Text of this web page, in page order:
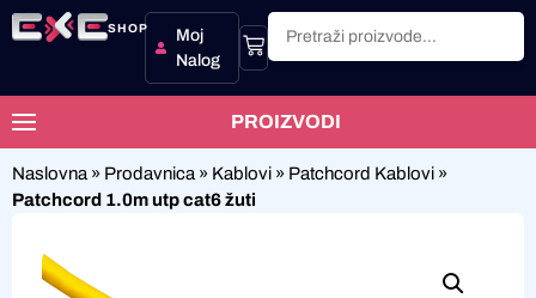
SHOP
Moj
Nalog
PROIZVODI
Naslovna » Prodavnica » Kablovi » Patchcord Kablovi »
Patchcord 1.0m utp cat6 žuti